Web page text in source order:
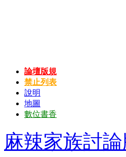
論壇版規
禁止列表
說明
地圖
數位書香
麻辣家族討